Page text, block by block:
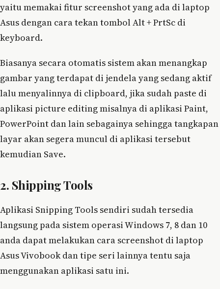
yaitu memakai fitur screenshot yang ada di laptop
Asus dengan cara tekan tombol Alt + PrtSc di
keyboard.
Biasanya secara otomatis sistem akan menangkap
gambar yang terdapat di jendela yang sedang aktif
lalu menyalinnya di clipboard, jika sudah paste di
aplikasi picture editing misalnya di aplikasi Paint,
PowerPoint dan lain sebagainya sehingga tangkapan
layar akan segera muncul di aplikasi tersebut
kemudian Save.
2. Shipping Tools
Aplikasi Snipping Tools sendiri sudah tersedia
langsung pada sistem operasi Windows 7, 8 dan 10
anda dapat melakukan cara screenshot di laptop
Asus Vivobook dan tipe seri lainnya tentu saja
menggunakan aplikasi satu ini.